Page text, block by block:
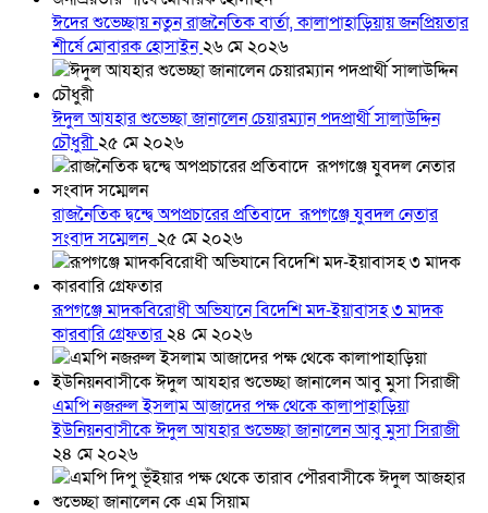
ঈদের শুভেচ্ছায় নতুন রাজনৈতিক বার্তা, কালাপাহাড়িয়ায় জনপ্রিয়তার
শীর্ষে মোবারক হোসাইন২৬ মে ২০২৬
ঈদুল আযহার শুভেচ্ছা জানালেন চেয়ারম্যান পদপ্রার্থী সালাউদ্দিন
চৌধুরী২৫ মে ২০২৬
রাজনৈতিক দ্বন্দ্বে অপপ্রচারের প্রতিবাদে ‎রূপগঞ্জে যুবদল নেতার
সংবাদ সম্মেলন ‎ ২৫ মে ২০২৬
রূপগঞ্জে মাদকবিরোধী অভিযানে বিদেশি মদ-ইয়াবাসহ ৩ মাদক
কারবারি গ্রেফতার২৪ মে ২০২৬
এমপি নজরুল ইসলাম আজাদের পক্ষ থেকে কালাপাহাড়িয়া
ইউনিয়নবাসীকে ঈদুল আযহার শুভেচ্ছা জানালেন আবু মুসা সিরাজী
২৪ মে ২০২৬